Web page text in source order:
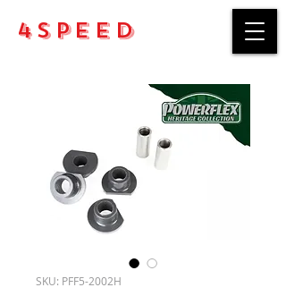
4Speed
SKU: PFF5-2002H